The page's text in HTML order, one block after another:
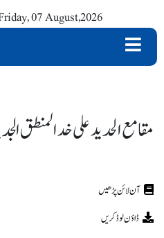
07 August,2026
مقامع الحدید علی خد المنطق
ڈاؤن لوڈ کریں